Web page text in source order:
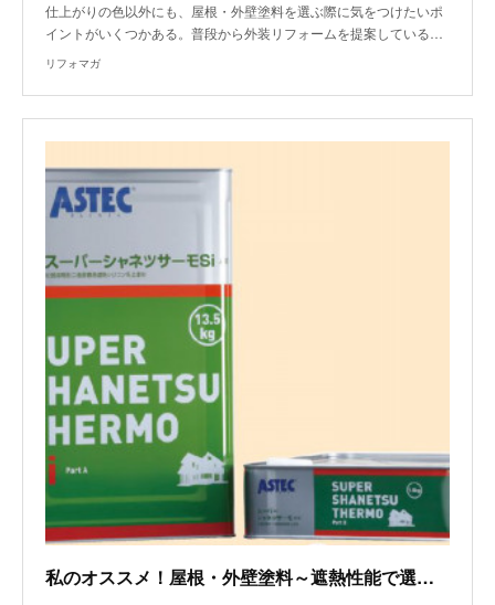
仕上がりの色以外にも、屋根・外壁塗料を選ぶ際に気をつけたいポ
イントがいくつかある。普段から外装リフォームを提案している…
リフォマガ
私のオススメ！屋根・外壁塗料～遮熱性能で選ぶならこれ